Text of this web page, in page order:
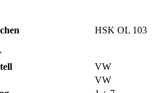
HSK OL 103
VW
VW